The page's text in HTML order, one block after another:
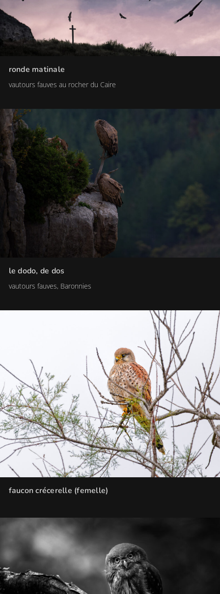
ronde matinale
vautours fauves au rocher du Caire
le dodo, de dos
vautours fauves, Baronnies
faucon crécerelle (femelle)